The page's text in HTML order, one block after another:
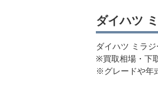
ダイハツ
ダイハツ ミラ
※買取相場・下
※グレードや年